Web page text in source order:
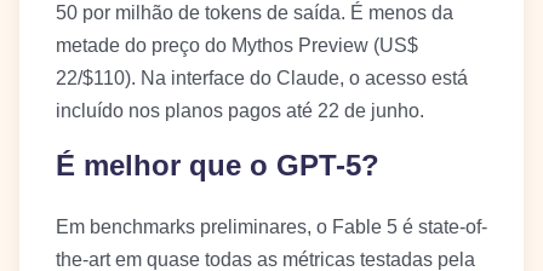
50 por milhão de tokens de saída. É menos da
metade do preço do Mythos Preview (US$
22/$110). Na interface do Claude, o acesso está
incluído nos planos pagos até 22 de junho.
É melhor que o GPT-5?
Em benchmarks preliminares, o Fable 5 é state-of-
the-art em quase todas as métricas testadas pela